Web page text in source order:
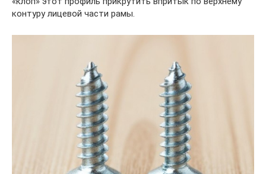
контуру лицевой части рамы.